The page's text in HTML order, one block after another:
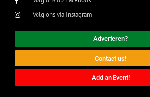
Volg ons via Instagram
Adverteren?
Contact us!
Add an Event!